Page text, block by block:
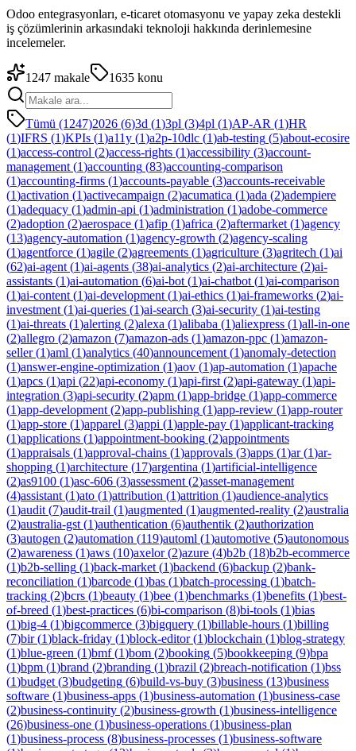
Odoo entegrasyonları, e-ticaret otomasyonu ve yapay zeka destekli
iş çözümlerinin arkasındaki teknoloji hakkında derinlemesine
incelemeler.
1247 makale 1635 konu
Tümü (1247)2026 (6)3d (1)3pl (3)4pl (1)AP-AR (1)HR
(1)IFRS (1)KPIs (1)a11y (1)a2p-10dlc (1)ab-testing (5)about-ecosire
(1)access-control (2)access-rights (1)accessibility (3)account-
management (1)accounting (83)accounting-comparison
(1)accounting-firms (1)accounts-payable (3)accounts-receivable
(1)activation (1)activecampaign (2)acumatica (1)ada (2)adempiere
(1)adequacy (1)admin-api (1)administration (1)adobe-commerce
(2)adoption (2)aerospace (1)afip (1)africa (2)aftermarket (1)agency
(13)agency-automation (1)agency-growth (2)agency-scaling
(1)agentforce (1)agile (2)agreements (1)agriculture (3)agritech (1)ai
(62)ai-agent (1)ai-agents (38)ai-analytics (2)ai-architecture (2)ai-
assistants (1)ai-automation (6)ai-bot (1)ai-chatbot (1)ai-comparison
(1)ai-content (1)ai-development (1)ai-ethics (1)ai-frameworks (2)ai-
investment (1)ai-queries (1)ai-search (3)ai-security (1)ai-testing
(1)ai-threats (1)alerting (2)alexa (1)alibaba (1)aliexpress (1)all-in-one
(2)allegro (2)amazon (7)amazon-ads (1)amazon-ppc (1)amazon-
seller(1)aml (1)analytics (40)announcement (1)anomaly-detection
(1)answer-engine-optimization (1)aov (1)ap-automation (1)apache
(1)apcs (1)api (22)api-economy (1)api-first (2)api-gateway (1)api-
integration (3)api-security (2)apm (1)app-bridge (1)app-commerce
(1)app-development (2)app-publishing (1)app-review (1)app-router
(1)app-store (1)apparel (3)appi (1)apple-pay (1)applicant-tracking
(1)applications (1)appointment-booking (2)appointments
(1)appraisals (1)approval-chains (1)approvals (3)apps (1)ar(1)ar-
shopping (1)architecture (17)argentina (1)artificial-intelligence
(2)as9100 (1)asc-606 (3)assessment (2)asset-management
(4)assistant (1)ato (1)attribution (1)attrition (1)audience-analytics
(1)audit (7)audit-trail (1)augmented (1)augmented-reality (2)australia
(2)australia-gst (1)authentication (6)authentik (2)authorization
(3)autogen (2)automation (119)automl (1)automotive (5)autonomous
(2)awareness (1)aws (10)axelor(2)azure (4)b2b (18)b2b-ecommerce
(1)b2b-selling (1)back-market (1)backend (6)backup (2)bank-
reconciliation (1)barcode (1)bas (1)batch-processing (1)batch-
tracking (2)bcrs (1)beauty (1)bee (1)benchmarks (1)benefits (1)best-
of-breed (1)best-practices (6)bi-comparison (8)bi-tools (1)bias
(1)big-4 (1)bigcommerce (3)bigquery (1)billable-hours (1)billing
(7)bir(1)black-friday (1)block-editor(1)blockchain (1)blog-strategy
(1)blue-green (1)bmf(1)bom (2)booking (5)bookkeeping (9)bpa
(1)bpm (1)brand (2)branding (1)brazil (2)breach-notification (1)bss
(1)budget (3)budgeting (6)build-vs-buy (3)business (13)business
software (1)business-apps (1)business-automation (1)business-case
(2)business-continuity (2)business-growth (1)business-intelligence
(26)business-one (1)business-operations (1)business-plan
(1)business-process (8)business-processes (1)business-software